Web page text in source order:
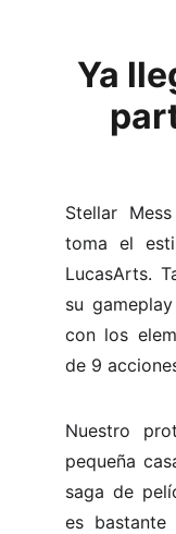
Ya
Stellar
toma el
LucasArts.
su
con los
de 9
Nuestro
pequeña
saga de
es bastante